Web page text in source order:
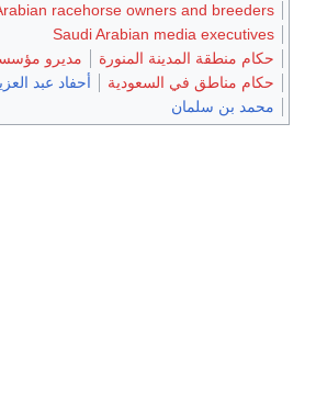
Saudi Arabian racehorse owners and
Saudi Arabian media
المدينة المنورة
مديرو مؤسسات سعوديون
في السعودية
أحفاد عبد العزيز آل سعود
سلمان